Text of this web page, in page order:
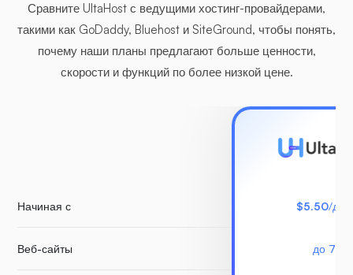
Сравните UltaHost с ведущими хостинг-провайдерами,
такими как GoDaddy, Bluehost и SiteGround, чтобы понять,
почему наши планы предлагают больше ценности,
скорости и функций по более низкой цене.
Начиная с
Веб-сайты
$5.50/для
до 7